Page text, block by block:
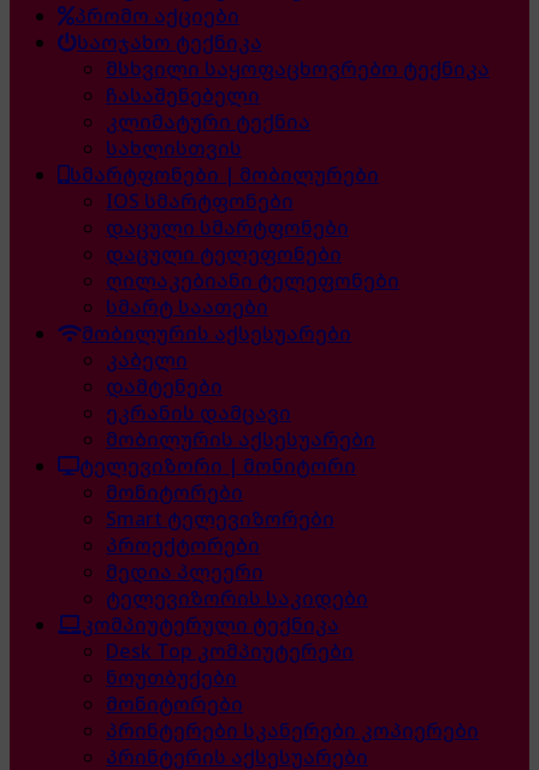
პრომო აქციები
საოჯახო ტექნიკა
მსხვილი საყოფაცხოვრებო ტექნიკა
ჩასაშენებელი
კლიმატური ტექნია
სახლისთვის
სმარტფონები | მობილურები
IOS სმარტფონები
დაცული სმარტფონები
დაცული ტელეფონები
ღილაკებიანი ტელეფონები
სმარტ საათები
მობილურის აქსესუარები
კაბელი
დამტენები
ეკრანის დამცავი
მობილურის აქსესუარები
ტელევიზორი | მონიტორი
მონიტორები
Smart ტელევიზორები
პროექტორები
მედია პლეერი
ტელევიზორის საკიდები
კომპიუტერული ტექნიკა
Desk Top კომპიუტერები
ნოუთბუქები
მონიტორები
პრინტერები სკანერები კოპიერები
პრინტერის აქსესუარები